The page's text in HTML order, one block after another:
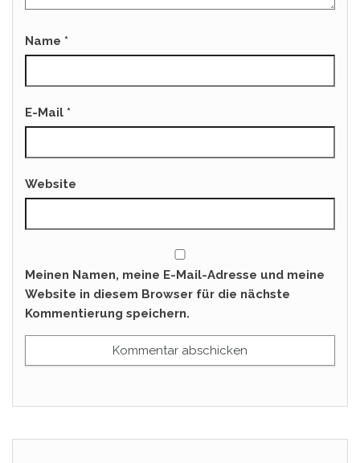
Name *
E-Mail *
Website
Meinen Namen, meine E-Mail-Adresse und meine
Website in diesem Browser für die nächste
Kommentierung speichern.